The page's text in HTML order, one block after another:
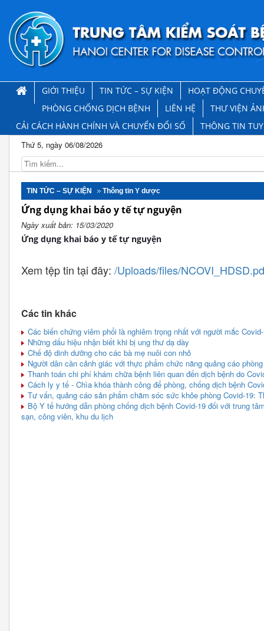
GIỚI THIỆU TIN TỨC – SỰ KIỆN
HOẠT ĐỘNG
PHÒNG CHỐNG DỊCH BỆNH
LIÊN HỆ
THƯ VIỆN
CẢI CÁCH HÀNH CHÍNH VÀ CHUYỂN ĐỔI SỐ
THÔNG TIN
Thứ 5, ngày 06/08/2026
TIN TỨC – SỰ KIỆN Thông tin Y dược
Ứng dụng khai báo y tế tự nguyện
Ngày xuất bản: 15/03/2020
Ứng dụng khai báo y tế tự nguyện
Xem tệp tin tại đây: /Uploads/files/
Các tin khác
Các biến chứng viêm phổi là nghiêm trọng nhất với người mắc
Những dấu hiệu nhận biết khi bị ung thư dạ dày
Chế độ dinh dưỡng cho các bà mẹ nuôi con nhỏ
Người dân cần cảnh giác với thực phẩm chức năng quảng cáo
Thanh toán chi phí khám chữa bệnh liên quan đến dịch bệnh do
Cách ly y tế - Chìa khóa thành công để phòng, chống dịch bệnh
Tư vấn, quảng cáo sản phẩm chăm sóc sức khỏe phòng Covid-19:
Bộ Y tế hướng dẫn phòng chống dịch bệnh Covid-19 đối với trung
sạn, công viên, khu du lịch